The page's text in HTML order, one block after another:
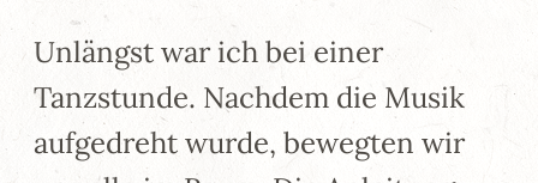
Unlängst war ich bei einer
Tanzstunde. Nachdem die Musik
aufgedreht wurde, bewegten wir